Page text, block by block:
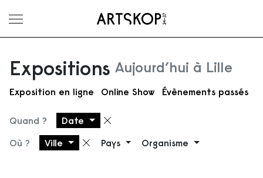
Ouvrir le menu
Expositions Aujourd’hui à Lille
Exposition en ligne Online Show Évènements passés
Quand ? Date Supprimer le filtre
Où ? Ville Supprimer le filtre
Pays Organisme